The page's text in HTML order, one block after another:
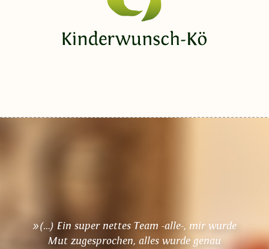
»(...) Ein super nettes Team -alle-, mir wurde
Mut zugesprochen, alles wurde genau